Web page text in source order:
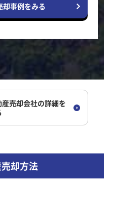
却事例をみる
売却会社の詳細を
却方法